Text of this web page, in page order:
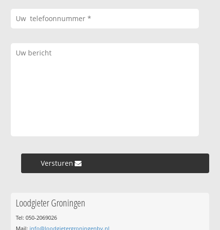
Versturen »
Loodgieter Groningen
Tel: 050-2069026
Mail: info@loodgietergroningenbv.nl